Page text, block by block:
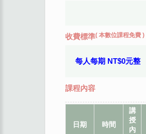
收費標準( 本數位課程免費 )
每人每期 NT$0元整
課程內容
日期 時間
講
授
內